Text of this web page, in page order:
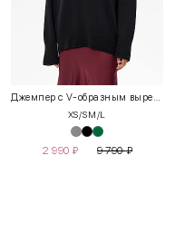
Джемпер с V-образным вырезом
XS/SM/L
2 990 ₽ 9 790₽
INT
40-42
42-44